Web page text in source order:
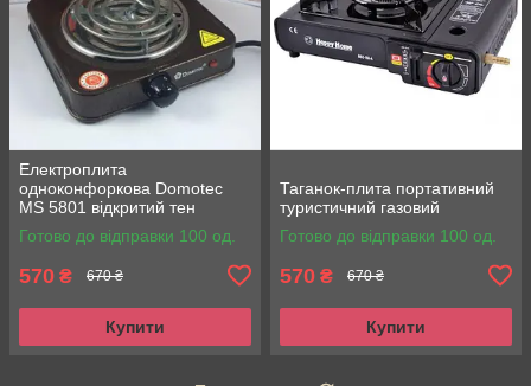
Електроплита
одноконфоркова Domotec
MS 5801 відкритий тен
Готово до відправки 100 од.
570 ₴ 670 ₴
Купити
Таганок-плита портативний
туристичний газовий
Готово до відправки 100 од.
570 ₴ 670 ₴
Купити